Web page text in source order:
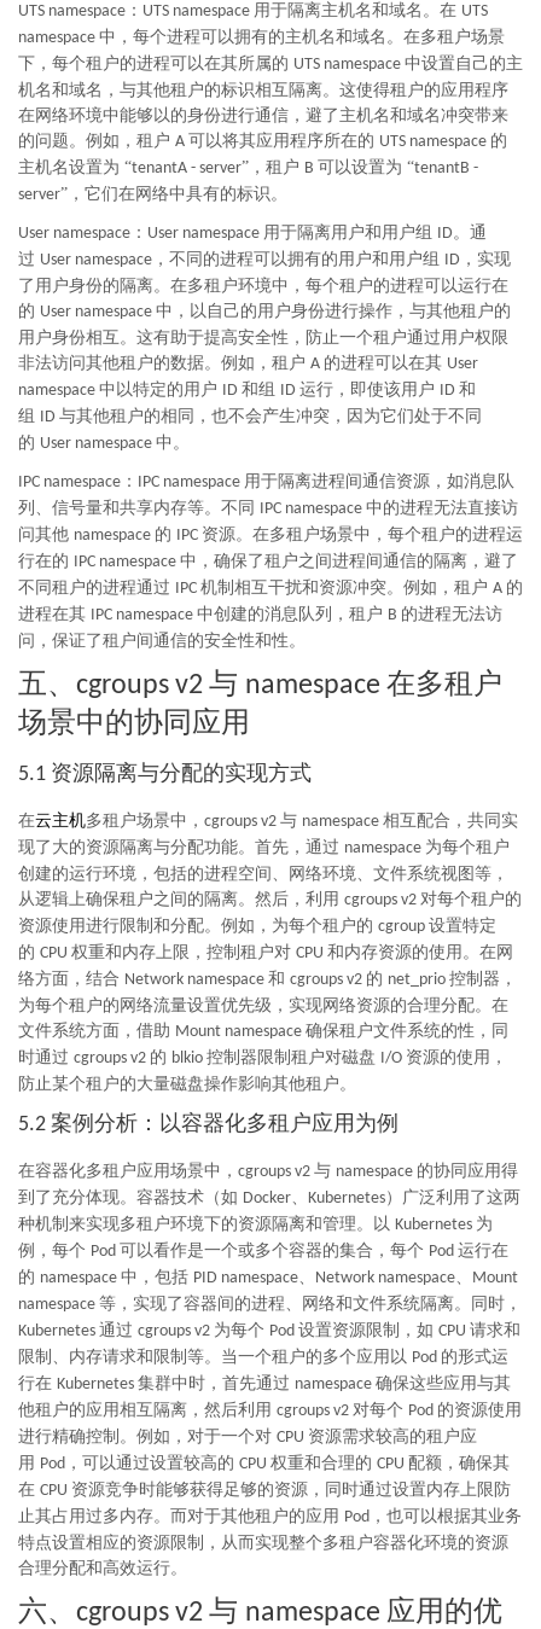
UTS namespace ： UTS namespace 用于隔离主机名和域名。在 UTS
namespace 中，每个进程可以拥有的主机名和域名。在多租户场景
下，每个租户的进程可以在其所属的 UTS namespace 中设置自己的主
机名和域名，与其他租户的标识相互隔离。这使得租户的应用程序
在网络环境中能够以的身份进行通信，避了主机名和域名冲突带来
的问题。例如，租户 A 可以将其应用程序所在的 UTS namespace 的
主机名设置为 “tenantA - server”，租户 B 可以设置为 “tenantB -
server”，它们在网络中具有的标识。
User namespace ： User namespace 用于隔离用户和用户组 ID。通
过 User namespace ，不同的进程可以拥有的用户和用户组 ID ，实现
了用户身份的隔离。在多租户环境中，每个租户的进程可以运行在
的 User namespace 中，以自己的用户身份进行操作，与其他租户的
用户身份相互。这有助于提高安全性，防止一个租户通过用户权限
非法访问其他租户的数据。例如，租户 A 的进程可以在其 User
namespace 中以特定的用户 ID 和组 ID 运行，即使该用户 ID 和
组 ID 与其他租户的相同，也不会产生冲突，因为它们处于不同
的 User namespace 中。
IPC namespace ： IPC namespace 用于隔离进程间通信资源，如消息队
列、信号量和共享内存等。不同 IPC namespace 中的进程无法直接访
问其他 namespace 的 IPC 资源。在多租户场景中，每个租户的进程运
行在的 IPC namespace 中，确保了租户之间进程间通信的隔离，避了
不同租户的进程通过 IPC 机制相互干扰和资源冲突。例如，租户 A 的
进程在其 IPC namespace 中创建的消息队列，租户 B 的进程无法访
问，保证了租户间通信的安全性和性。
五、 cgroups v2 与 namespace 在多租户
场景中的协同应用
5.1 资源隔离与分配的实现方式
在云主机多租户场景中， cgroups v2 与 namespace 相互配合，共同实
现了大的资源隔离与分配功能。首先，通过 namespace 为每个租户
创建的运行环境，包括的进程空间、网络环境、文件系统视图等，
从逻辑上确保租户之间的隔离。然后，利用 cgroups v2 对每个租户的
资源使用进行限制和分配。例如，为每个租户的 cgroup 设置特定
的 CPU 权重和内存上限，控制租户对 CPU 和内存资源的使用。在网
络方面，结合 Network namespace 和 cgroups v2 的 net_prio 控制器，
为每个租户的网络流量设置优先级，实现网络资源的合理分配。在
文件系统方面，借助 Mount namespace 确保租户文件系统的性，同
时通过 cgroups v2 的 blkio 控制器限制租户对磁盘 I/O 资源的使用，
防止某个租户的大量磁盘操作影响其他租户。
5.2 案例分析：以容器化多租户应用为例
在容器化多租户应用场景中， cgroups v2 与 namespace 的协同应用得
到了充分体现。容器技术（如 Docker、 Kubernetes）广泛利用了这两
种机制来实现多租户环境下的资源隔离和管理。以 Kubernetes 为
例，每个 Pod 可以看作是一个或多个容器的集合，每个 Pod 运行在
的 namespace 中，包括 PID namespace、 Network namespace、 Mount
namespace 等，实现了容器间的进程、网络和文件系统隔离。同时，
Kubernetes 通过 cgroups v2 为每个 Pod 设置资源限制，如 CPU 请求和
限制、内存请求和限制等。当一个租户的多个应用以 Pod 的形式运
行在 Kubernetes 集群中时，首先通过 namespace 确保这些应用与其
他租户的应用相互隔离，然后利用 cgroups v2 对每个 Pod 的资源使用
进行精确控制。例如，对于一个对 CPU 资源需求较高的租户应
用 Pod ，可以通过设置较高的 CPU 权重和合理的 CPU 配额，确保其
在 CPU 资源竞争时能够获得足够的资源，同时通过设置内存上限防
止其占用过多内存。而对于其他租户的应用 Pod ，也可以根据其业务
特点设置相应的资源限制，从而实现整个多租户容器化环境的资源
合理分配和高效运行。
六、 cgroups v2 与 namespace 应用的优